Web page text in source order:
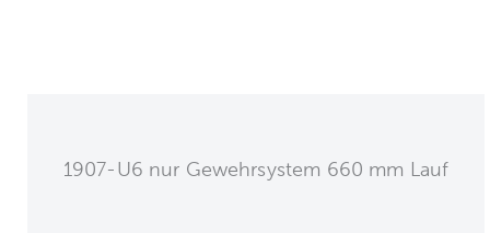
1907-U6 nur Gewehrsystem 660 mm Lauf